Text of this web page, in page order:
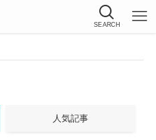
SEARCH
人気記事